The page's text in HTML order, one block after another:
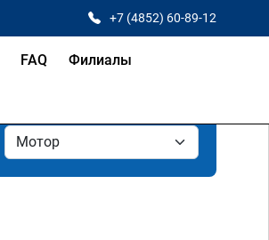
+7 (4852) 60-89-12
FAQ Филиалы